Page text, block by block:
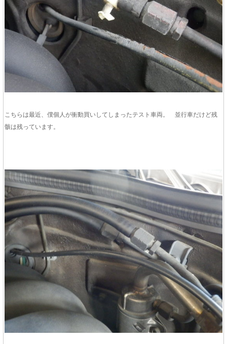
こちらは最近、僕個人が衝動買いしてしまったテスト車両。 並行車だけど残
骸は残っています。